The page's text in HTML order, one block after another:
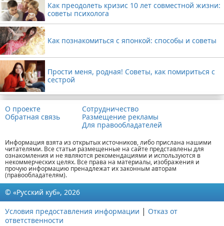
Как преодолеть кризис 10 лет совместной жизни:
советы психолога
Как познакомиться с японкой: способы и советы
Прости меня, родная! Советы, как помириться с
сестрой
О проекте
Обратная связь
Сотрудничество
Размещение рекламы
Для правообладателей
Информация взята из открытых источников, либо прислана нашими
читателями. Все статьи размещенные на сайте представлены для
ознакомления и не являются рекомендациями и используются в
некоммерческих целях. Все права на материалы, изображения и
прочую информацию пренадлежат их законным авторам
(правообладателям).
© «Русский куб», 2026
Условия предоставления информации | Отказ от
ответственности